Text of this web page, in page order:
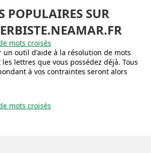
POPULAIRES SUR
mots croisés
un outil d'aide à la résolution de mots
lettres que vous possédez déjà. Tous
à vos contraintes seront alors
mots croisés